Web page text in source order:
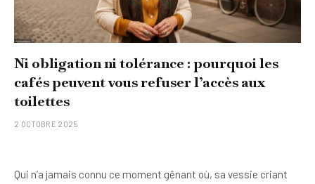
Ni obligation ni tolérance : pourquoi les
cafés peuvent vous refuser l’accès aux
toilettes
2 OCTOBRE 2025
Qui n’a jamais connu ce moment gênant où, sa vessie criant